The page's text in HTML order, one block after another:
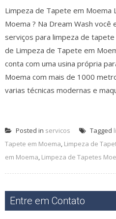
Limpeza de Tapete em Moema
Moema ? Na Dream Wash você
serviços para limpeza de
de Limpeza de Tapete em
conta com uma usina própria
Moema com mais de 1000
varias técnicas modernas e
Posted in servicos Tagged
Tapete em Moema, Limpeza de
em Moema, Limpeza de Tapetes
Entre em Contato